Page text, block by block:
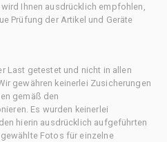
Ihnen ausdrücklich empfohlen,
Prüfung der Artikel und Geräte
Last getestet und nicht in allen
gewähren keinerlei Zusicherungen
gemäß den
Es wurden keinerlei
hierin ausdrücklich aufgeführten
Fotos für einzelne